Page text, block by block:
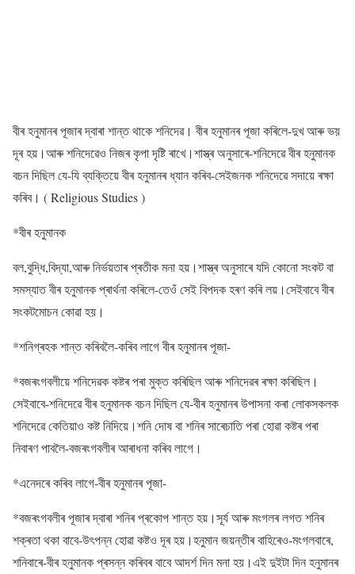
বীৰ হনুমানৰ পূজাৰ দ্বাৰা শান্ত থাকে শনিদেৱ। বীৰ হনুমানৰ পূজা কৰিলে-দুখ আৰু ভয়
দূৰ হয়।আৰু শনিদেৱেও নিজৰ কৃপা দৃষ্টি ৰাখে।শাস্ত্ৰ অনুসাৰে-শনিদেৱে বীৰ হনুমানক
বচন দিছিল যে-যি ব্যক্তিয়ে বীৰ হনুমানৰ ধ্যান কৰিব-সেইজনক শনিদেৱে সদায়ে ৰক্ষা
কৰিব। ( Religious Studies )
*বীৰ হনুমানক
বল,বুদ্ধি,বিদ্যা,আৰু নিৰ্ভয়তাৰ প্ৰতীক মনা হয়।শাস্ত্ৰ অনুসাৰে যদি কোনো সংকট বা
সমস্যাত বীৰ হনুমানক প্ৰাৰ্থনা কৰিলে-তেওঁ সেই বিপদক হৰণ কৰি লয়।সেইবাবে বীৰ
সংকটমোচন কোৱা হয়।
*শনিগ্ৰহক শান্ত কৰিবলৈ-কৰিব লাগে বীৰ হনুমানৰ পূজা-
*বজৰংগবলীয়ে শনিদেৱক কষ্টৰ পৰা মুক্ত কৰিছিল আৰু শনিদেৱৰ ৰক্ষা কৰিছিল।
সেইবাবে-শনিদেৱে বীৰ হনুমানক বচন দিছিল যে-বীৰ হনুমানৰ উপাসনা কৰা লোকসকলক
শনিদেৱে কেতিয়াও কষ্ট নিদিয়ে।শনি দোষ বা শনিৰ সাৰেচাতি পৰা হোৱা কষ্টৰ পৰা
নিবাৰণ পাবলৈ-বজৰংগবলীৰ আৰাধনা কৰিব লাগে।
*এনেদৰে কৰিব লাগে-বীৰ হনুমানৰ পূজা-
*বজৰংগবলীৰ পূজাৰ দ্বাৰা শনিৰ প্ৰকোপ শান্ত হয়।সূৰ্য আৰু মংগলৰ লগত শনিৰ
শক্ৰতা থকা বাবে-উৎপন্ন হোৱা কষ্টও দূৰ হয়।হনুমান জয়ন্তীৰ বাহিৰেও-মংগলবাৰে,
শনিবাৰে-বীৰ হনুমানক প্ৰসন্ন কৰিবৰ বাবে আদৰ্শ দিন মনা হয়।এই দুইটা দিন হনুমানৰ